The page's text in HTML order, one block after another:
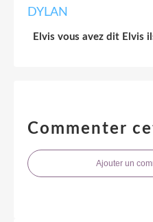
Elvis vous avez dit Elvis
Commenter
Ajouter un